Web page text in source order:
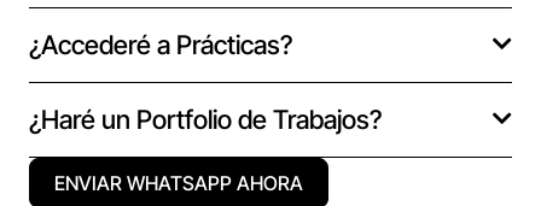
¿Accederé a Prácticas?
¿Haré un Portfolio de Trabajos?
ENVIAR WHATSAPP AHORA